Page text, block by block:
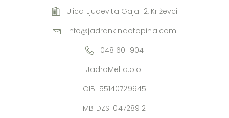
Ulica Ljudevita Gaja 12, Križevci
info@jadrankinaotopina.com
048 601 904
JadroMel d.o.o.
OIB: 55140729945
MB DZS: 04728912